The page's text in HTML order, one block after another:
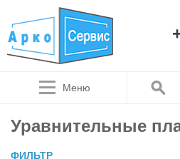
Меню
Уравнительные
ФИЛЬТР